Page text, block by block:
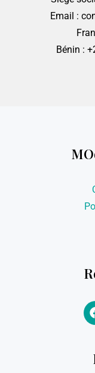
Email :
Bénin :